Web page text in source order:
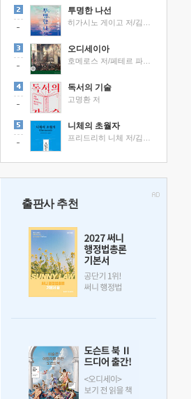
투명한 나선
오디세이아
독서의 기술
고명환 저
니체의 초월자
출판사 추천